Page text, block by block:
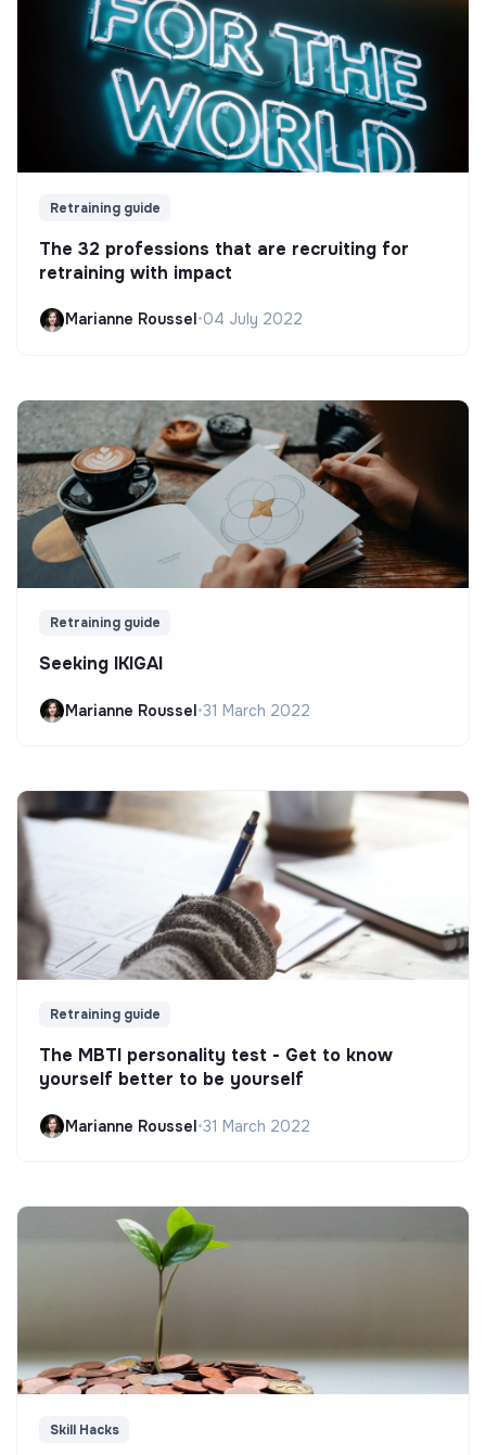
Retraining guide
The 32 professions that are recruiting for
retraining with impact
Marianne Roussel•04 July 2022
Retraining guide
Seeking IKIGAI
Marianne Roussel•31 March 2022
Retraining guide
The MBTI personality test - Get to know
yourself better to be yourself
Marianne Roussel•31 March 2022
Skill Hacks